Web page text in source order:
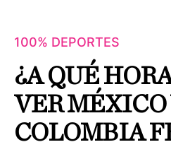
100% DEPORTES
¿A QUÉ
VER MÉXICO
COLOMBIA